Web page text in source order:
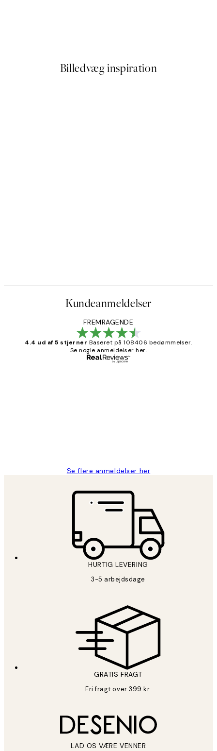
Billedvæg inspiration
Kundeanmeldelser
FREMRAGENDE
4.4 ud af 5 stjerner Baseret på 108406 bedømmelser.
Se nogle anmeldelser her.
Se flere anmeldelser her
HURTIG LEVERING
3-5 arbejdsdage
GRATIS FRAGT
Fri fragt over 399 kr.
LAD OS VÆRE VENNER